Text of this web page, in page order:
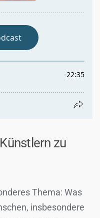
zu
Thema: Was
insbesondere